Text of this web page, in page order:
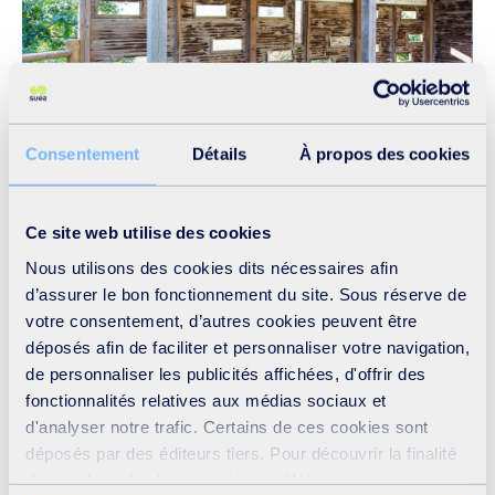
Consentement Détails À propos des cookies
Ce site web utilise des cookies
Nous utilisons des cookies dits nécessaires afin
d’assurer le bon fonctionnement du site. Sous réserve de
votre consentement, d’autres cookies peuvent être
déposés afin de faciliter et personnaliser votre navigation,
de personnaliser les publicités affichées, d'offrir des
fonctionnalités relatives aux médias sociaux et
d'analyser notre trafic. Certains de ces cookies sont
déposés par des éditeurs tiers. Pour découvrir la finalité
Coulée verte et son observatoire, au Pecq (78), un espace
vert labellisé « EcoJardin ».
Crédit photos @SUEZ